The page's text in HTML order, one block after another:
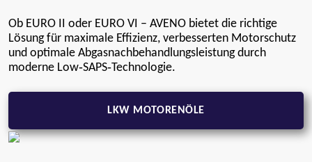
Ob EURO II oder EURO VI – AVENO bietet die richtige
Lösung für maximale Effizienz, verbesserten Motorschutz
und optimale Abgasnachbehandlungsleistung durch
moderne Low‑SAPS‑Technologie.
LKW MOTORENÖLE